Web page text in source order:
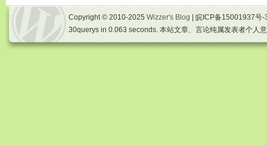
Copyright © 2010-2025Wizzer's Blog| 皖ICP备15001937号
30querys in 0.063 seconds. 本站文章、言论纯属发表者个人